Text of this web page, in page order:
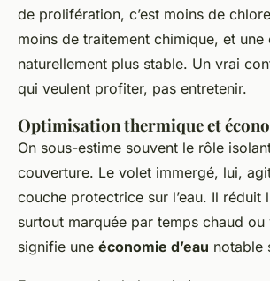
de prolifération, c’est moins de
moins de traitement chimique, et une
naturellement plus stable. Un vrai
qui veulent profiter, pas entretenir.
Optimisation thermique et
On sous-estime souvent le rôle
couverture. Le volet immergé, lui,
couche protectrice sur l’eau. Il réduit
surtout marquée par temps chaud
signifie une économie d’eau notable